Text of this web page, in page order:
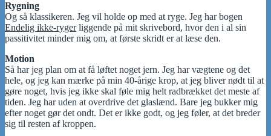
Rygning
Og så klassikeren. Jeg vil holde op med at ryge. Jeg har bogen
Endelig ikke-rygerliggende på mit skrivebord, hvor den i al sin
passitivitet minder mig om, at første skridt er at læse den.
Motion
Så har jeg plan om at få løftet noget jern. Jeg har vægtene og det
hele, og jeg kan mærke på min 40-årige krop, at jeg bliver nødt til at
gøre noget, hvis jeg ikke skal føle mig helt radbrækket det meste af
tiden. Jeg har uden at overdrive det glaslænd. Bare jeg bukker mig
efter noget gør det ondt. Det er ikke godt, og jeg føler, at det breder
sig til resten af kroppen.